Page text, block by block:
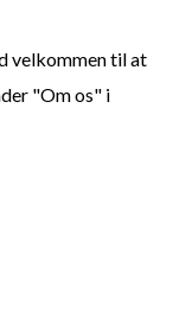
velkommen til at
"Om os" i